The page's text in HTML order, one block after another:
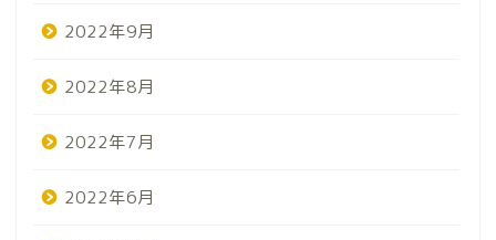
2022年9月
2022年8月
2022年7月
2022年6月